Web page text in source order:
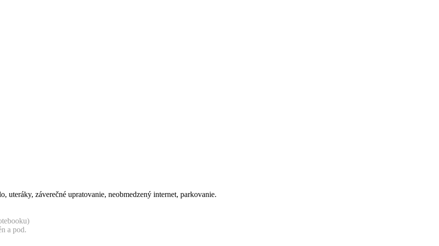
a pod.
prípadne iné účely.
nepodávajú
noc
až v „Zmluve o ubytovaní”)